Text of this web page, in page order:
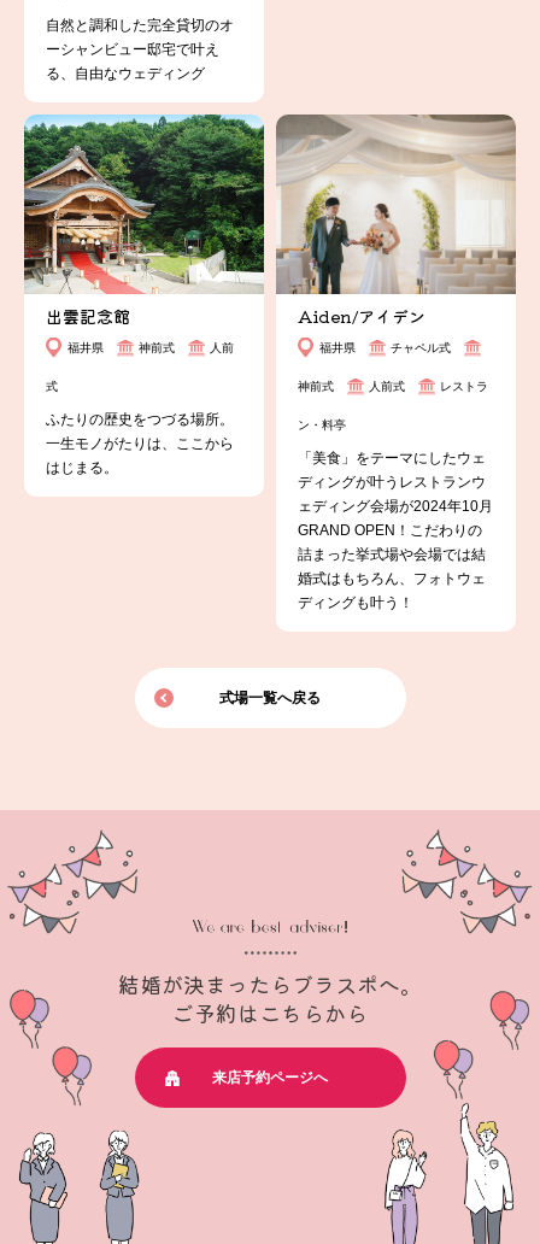
自然と調和した完全貸切のオ
ーシャンビュー邸宅で叶え
る、自由なウェディング
出雲記念館
福井県 神前式 人前
式
ふたりの歴史をつづる場所。
一生モノがたりは、ここから
はじまる。
Aiden/アイデン
福井県 チャペル式
神前式 人前式 レストラ
ン・料亭
「美食」をテーマにしたウェ
ディングが叶うレストランウ
ェディング会場が2024年10月
GRAND OPEN！こだわりの
詰まった挙式場や会場では結
婚式はもちろん、フォトウェ
ディングも叶う！
式場一覧へ戻る
結婚が決まったらブラスポへ。
ご予約はこちらから
来店予約ページへ